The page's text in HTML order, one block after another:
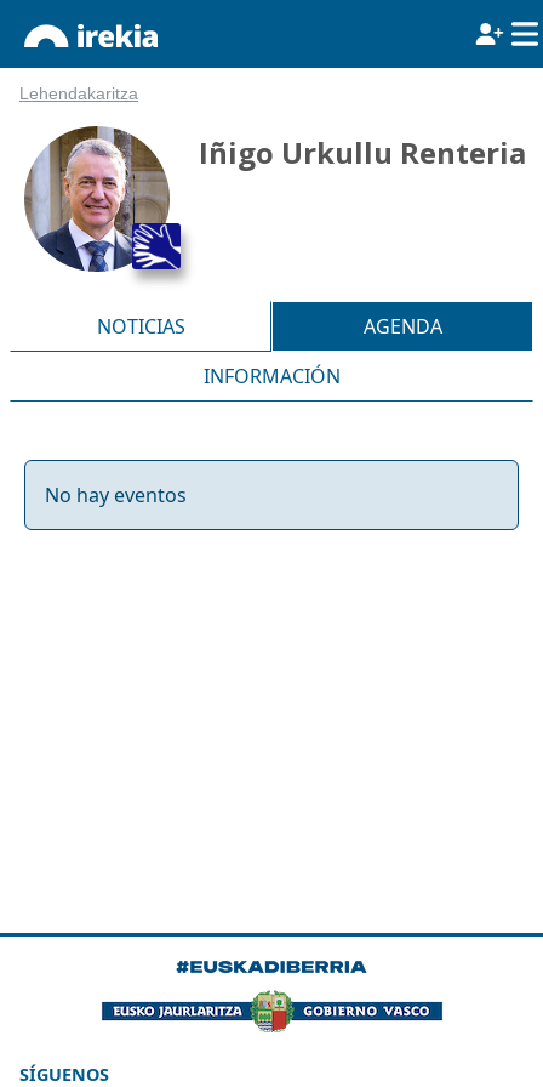
Lehendakaritza
Iñigo Urkullu Renteria
NOTICIAS
AGENDA
INFORMACIÓN
No hay eventos
SÍGUENOS